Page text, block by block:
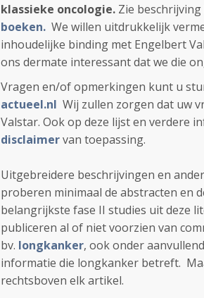
klassieke oncologie. Zie
boeken. We willen uitdrukkelijk
inhoudelijke binding met Engelbert
ons dermate interessant dat we die
Vragen en/of opmerkingen kunt u
actueel.nl Wij zullen zorgen dat uw
Valstar. Ook op deze lijst en verdere
disclaimervan toepassing.
Uitgebreidere beschrijvingen en
proberen minimaal de abstracten en
belangrijkste fase II studies uit deze
publiceren al of niet voorzien van
bv. longkanker, ook onder
informatie die longkanker betreft.
rechtsboven elk artikel.